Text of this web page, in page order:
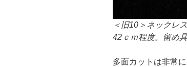
＜旧10＞ネックレ
42ｃｍ程度。留め
多面カットは非常